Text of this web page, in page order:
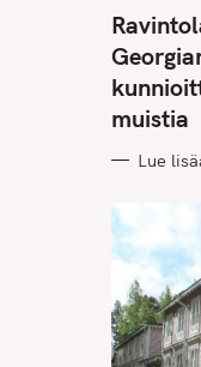
T
E
G
O
R
I
S
muistia
Lue